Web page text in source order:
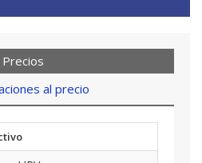
Precios
al precio